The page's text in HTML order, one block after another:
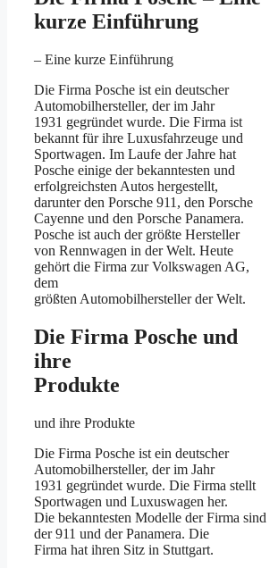
kurze Einführung
– Eine kurze Einführung
Die Firma Posche ist ein deutscher
Automobilhersteller, der im Jahr
1931 gegründet wurde. Die Firma ist
bekannt für ihre Luxusfahrzeuge und
Sportwagen. Im Laufe der Jahre hat
Posche einige der bekanntesten und
erfolgreichsten Autos hergestellt,
darunter den Porsche 911, den Porsche
Cayenne und den Porsche Panamera.
Posche ist auch der größte Hersteller
von Rennwagen in der Welt. Heute
gehört die Firma zur Volkswagen AG,
dem
größten Automobilhersteller der Welt.
Die Firma Posche und
ihre
Produkte
und ihre Produkte
Die Firma Posche ist ein deutscher
Automobilhersteller, der im Jahr
1931 gegründet wurde. Die Firma stellt
Sportwagen und Luxuswagen her.
Die bekanntesten Modelle der Firma sind
der 911 und der Panamera. Die
Firma hat ihren Sitz in Stuttgart.